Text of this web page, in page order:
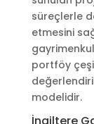
süreçlerle
etmesini
portföy
modelidir.